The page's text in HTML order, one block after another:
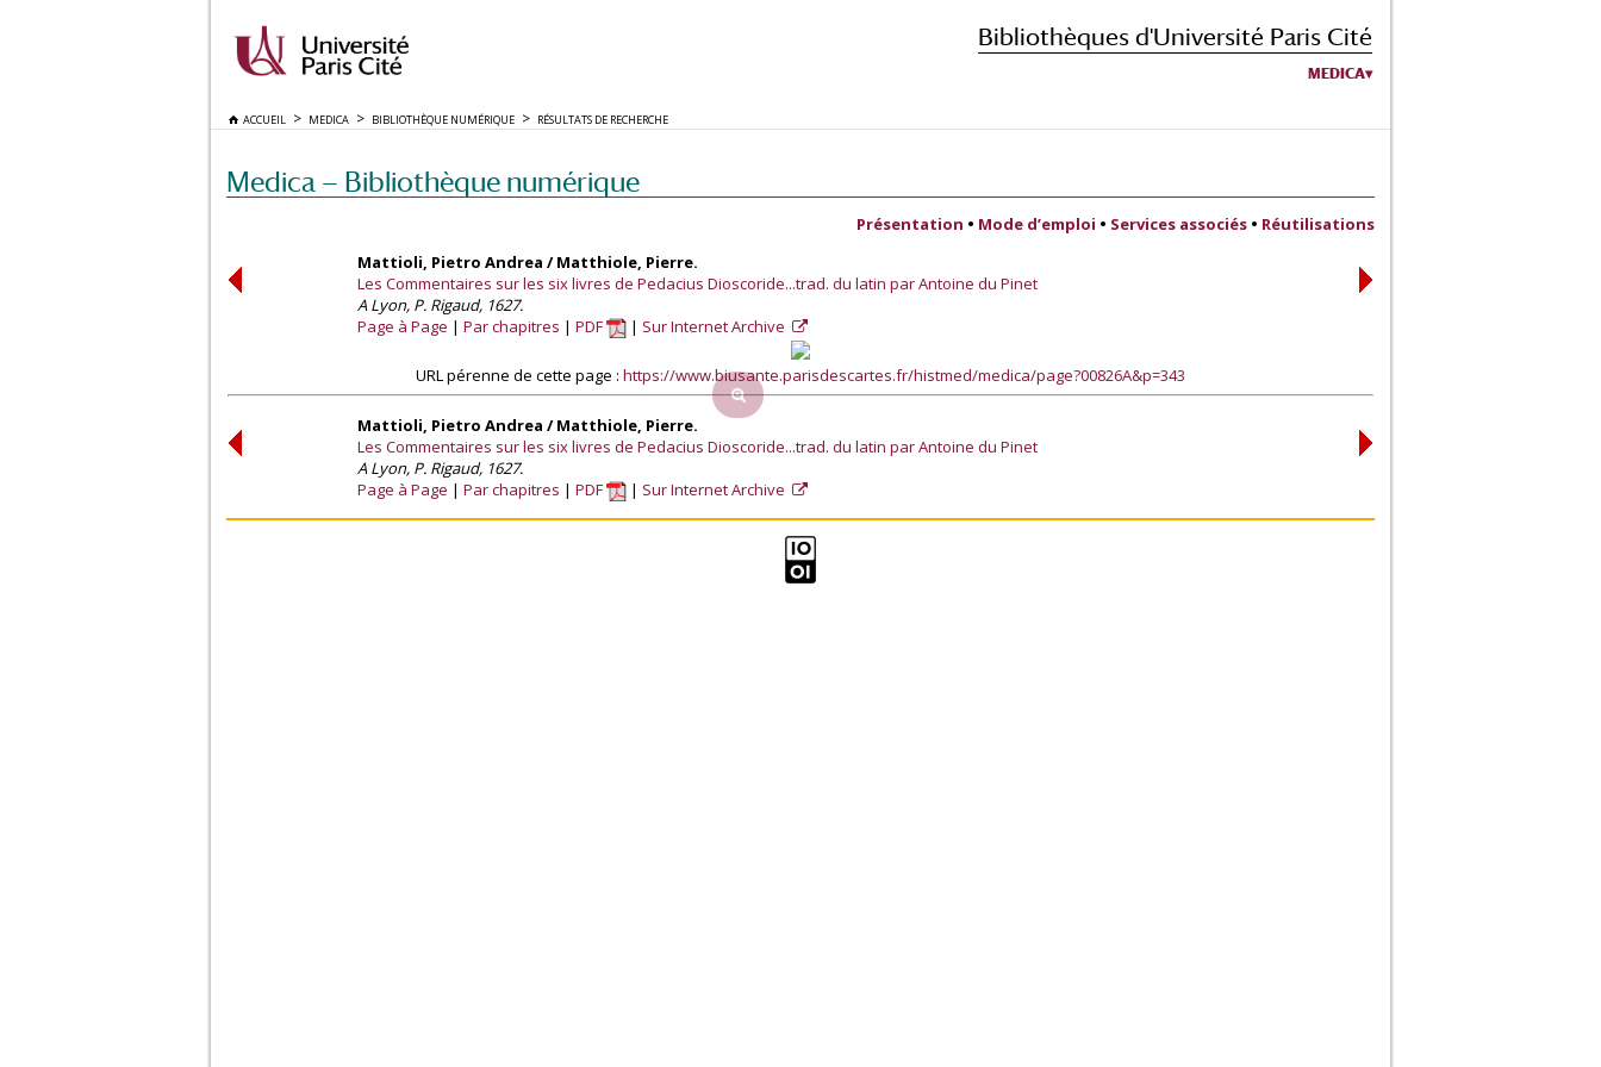
Bibliothèques d'Université Paris Cité
MEDICA
ACCUEIL MEDICA BIBLIOTHÈQUE NUMÉRIQUE RÉSULTATS DE RECHERCHE
Medica — Bibliothèque numérique
Présentation • Mode d’emploi • Services associés • Réutilisations
Mattioli, Pietro Andrea / Matthiole, Pierre.
Les Commentaires sur les six livres de Pedacius Dioscoride...trad. du latin par Antoine du Pinet
A Lyon, P. Rigaud, 1627.
Page à Page
Par chapitres PDF Sur Internet Archive
URL pérenne de cette page : https://www.biusante.parisdescartes.fr/histmed/medica/page?00826A&p=343
Mattioli, Pietro Andrea / Matthiole, Pierre.
Les Commentaires sur les six livres de Pedacius Dioscoride...trad. du latin par Antoine du Pinet
A Lyon, P. Rigaud, 1627.
Page à Page
Par chapitres PDF Sur Internet Archive